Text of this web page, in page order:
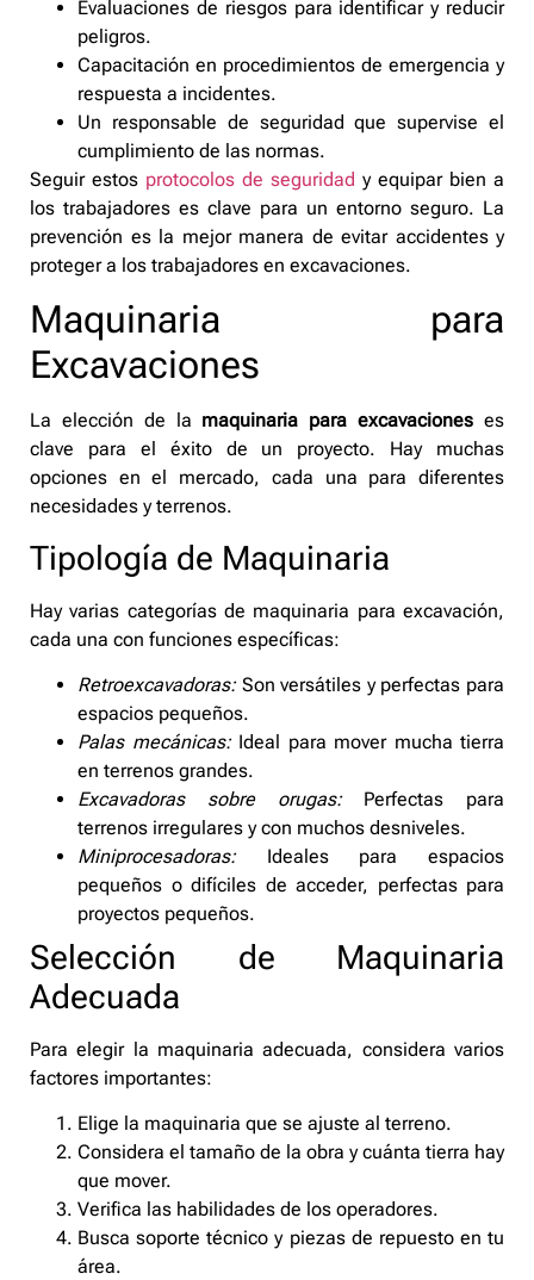
Evaluaciones de riesgos para identificar y reducir
peligros.
Capacitación en procedimientos de emergencia y
respuesta a incidentes.
Un responsable de seguridad que supervise el
cumplimiento de las normas.
Seguir estos protocolos de seguridad y equipar bien a
los trabajadores es clave para un entorno seguro. La
prevención es la mejor manera de evitar accidentes y
proteger a los trabajadores en excavaciones.
Maquinaria para
Excavaciones
La elección de la maquinaria para excavaciones es
clave para el éxito de un proyecto. Hay muchas
opciones en el mercado, cada una para diferentes
necesidades y terrenos.
Tipología de Maquinaria
Hay varias categorías de maquinaria para excavación,
cada una con funciones específicas:
Retroexcavadoras:Son versátiles y perfectas para
espacios pequeños.
Palas mecánicas:Ideal para mover mucha tierra
en terrenos grandes.
Excavadoras sobre orugas:Perfectas para
terrenos irregulares y con muchos desniveles.
Miniprocesadoras:Ideales para espacios
pequeños o difíciles de acceder, perfectas para
proyectos pequeños.
Selección de Maquinaria
Adecuada
Para elegir la maquinaria adecuada, considera varios
factores importantes:
Elige la maquinaria que se ajuste al terreno.
Considera el tamaño de la obra y cuánta tierra hay
que mover.
Verifica las habilidades de los operadores.
Busca soporte técnico y piezas de repuesto en tu
área.